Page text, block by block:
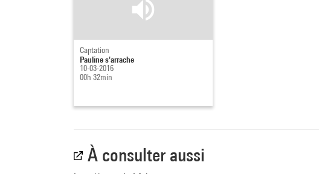
Captation
Pauline s'arrache
10-03-2016
00h 32min
À consulter aussi